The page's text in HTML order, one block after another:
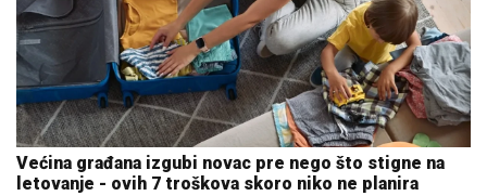
Većina građana izgubi novac pre nego što stigne na
letovanje - ovih 7 troškova skoro niko ne planira